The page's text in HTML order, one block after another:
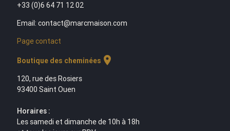
+33 (0)6 64 71 12 02
Email: contact@marcmaison.com
Page contact
Boutique des cheminées location_on
120, rue des Rosiers
93400 Saint Ouen
Horaires :
Les samedi et dimanche de 10h à 18h